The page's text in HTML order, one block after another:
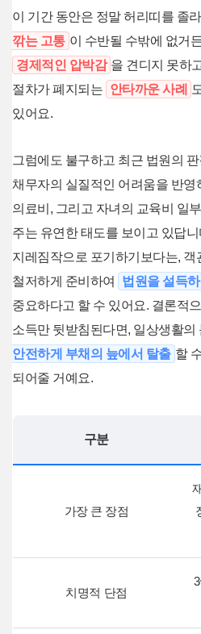
이 기간 동안은 정말 허리띠를 졸
깎는 고통 이 수반될 수밖에 없거
경제적인 압박감 을 견디지 못하
절차가 폐지되는 안타까운 사례
있어요.
그럼에도 불구하고 최근 법원의
채무자의 실질적인 어려움을 반
의료비, 그리고 자녀의 교육비 일
주는 유연한 태도를 보이고 있답
지레짐작으로 포기하기보다는, 객
철저하게 준비하여
법원을 설득
중요하다고 할 수 있어요. 결론적
소득만 뒷받침된다면, 일상생활의
안전하게 부채의 늪에서 탈출 할
되어줄 거예요.
구분
가장 큰 장점
치명적 단점